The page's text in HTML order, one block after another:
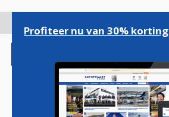
gaan
Profiteer nu van 30% korting